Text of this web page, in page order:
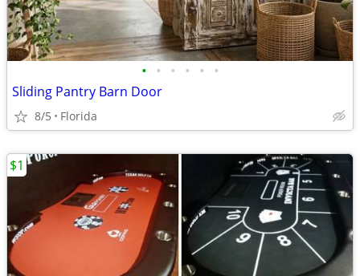
• • • • • •
Sliding Pantry Barn Door
8/5 Florida
$1